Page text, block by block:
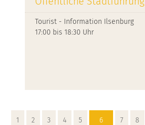
Tourist - Information Ilsenburg
17:00 bis 18:30 Uhr
1 2 3 4 5 6 7 8